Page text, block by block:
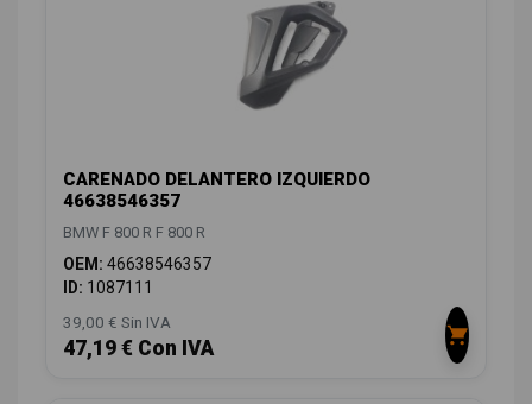
CARENADO DELANTERO IZQUIERDO
46638546357
BMW F 800 R F 800 R
OEM: 46638546357
ID: 1087111
39,00 € Sin IVA
47,19 € Con IVA